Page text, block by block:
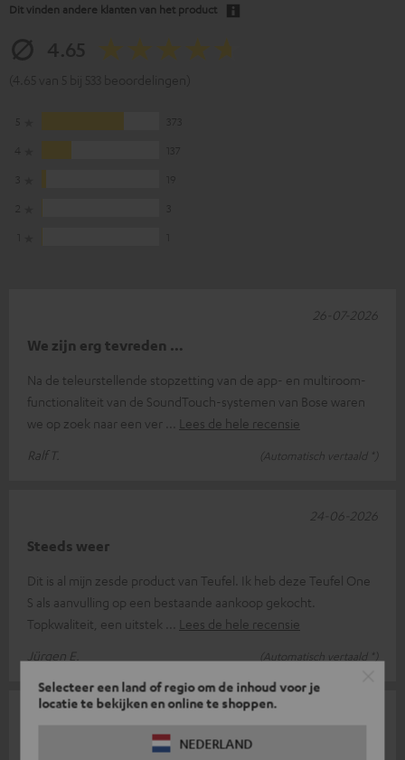
Selecteer een land of regio om de inhoud voor je
locatie te bekijken en online te shoppen.
NEDERLAND
Dit vinden andere klanten van het product
We zijn erg tevreden …
Na de teleurstellende stopzetting van de app- en multiroom-
functionaliteit van de SoundTouch-systemen van Bose waren
we op zoek naar een ver
Lees de hele recensie
Ralf T.
(Automatisch vertaald *)
26-07-2026
Steeds weer
Dit is al mijn zesde product van Teufel. Ik heb deze Teufel One
S als aanvulling op een bestaande aankoop gekocht.
Topkwaliteit, een uitstek
Lees de hele recensie
Jürgen E.
(Automatisch vertaald *)
24-06-2026